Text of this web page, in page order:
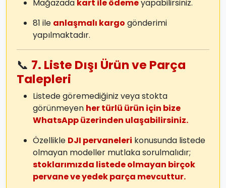
Mağazada kart ile ödemeyapabilirsiniz.
81 ile anlaşmalı kargo gönderimi
yapılmaktadır.
📞 7. Liste Dışı Ürün ve Parça
Talepleri
Listede göremediğiniz veya stokta
görünmeyen her türlü ürün için bize
WhatsApp üzerinden ulaşabilirsiniz.
Özellikle DJI pervaneleri konusunda listede
olmayan modeller mutlaka sorulmalıdır;
stoklarımızda listede olmayan birçok
pervane ve yedek parça mevcuttur.